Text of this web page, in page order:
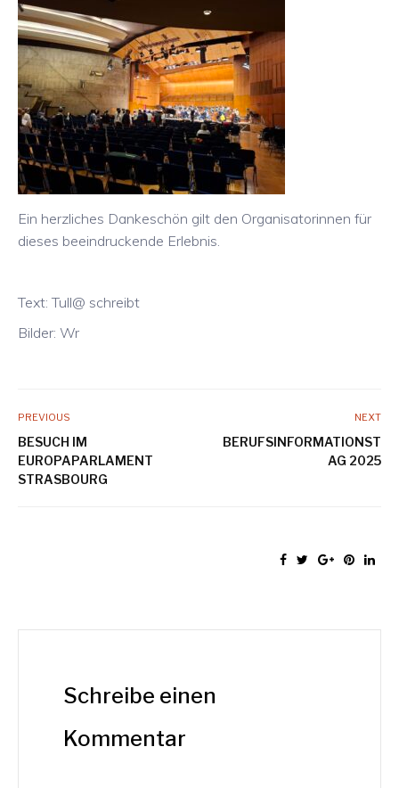
Ein herzliches Dankeschön gilt den Organisatorinnen für
dieses beeindruckende Erlebnis.
Text: Tull@ schreibt
Bilder: Wr
PREVIOUS
BESUCH IM
EUROPAPARLAMENT
STRASBOURG
NEXT
BERUFSINFORMATIONST
AG 2025
Schreibe einen
Kommentar